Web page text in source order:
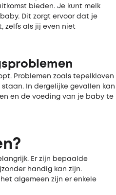
bieden. Je kunt melk
Dit zorgt ervoor dat je
zelfs als jij even niet
Problemen zoals tepelkloven
In dergelijke gevallen kan
en de voeding van je baby te
?
Er zijn bepaalde
handig kan zijn.
algemeen zijn er enkele